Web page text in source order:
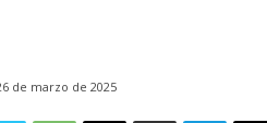
de marzo de 2025